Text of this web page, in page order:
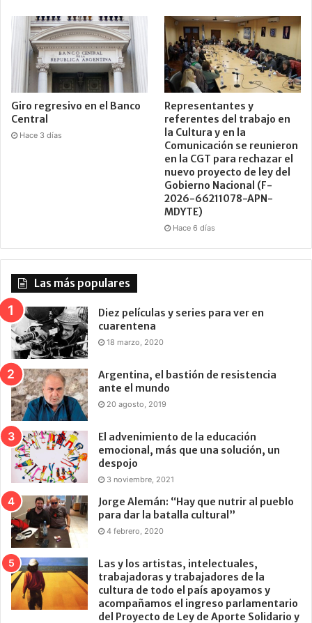
Giro regresivo en el Banco
Central
Hace 3 días
Representantes y
referentes del trabajo en
la Cultura y en la
Comunicación se reunieron
en la CGT para rechazar el
nuevo proyecto de ley del
Gobierno Nacional (F-
2026-66211078-APN-
MDYTE)
Hace 6 días
Las más populares
Diez películas y series para ver en
cuarentena
18 marzo, 2020
Argentina, el bastión de resistencia
ante el mundo
20 agosto, 2019
El advenimiento de la educación
emocional, más que una solución, un
despojo
3 noviembre, 2021
Jorge Alemán: “Hay que nutrir al pueblo
para dar la batalla cultural”
4 febrero, 2020
Las y los artistas, intelectuales,
trabajadoras y trabajadores de la
cultura de todo el país apoyamos y
acompañamos el ingreso parlamentario
del Proyecto de Ley de Aporte Solidario y